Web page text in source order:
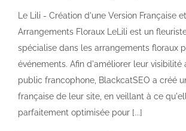
Le Lili - Création d'une Version Française
Arrangements Floraux LeLili est un
spécialise dans les arrangements floraux
événements. Afin d'améliorer leur visibilité
public francophone, BlackcatSEO a créé
française de leur site, en veillant à ce
parfaitement optimisée pour [...]